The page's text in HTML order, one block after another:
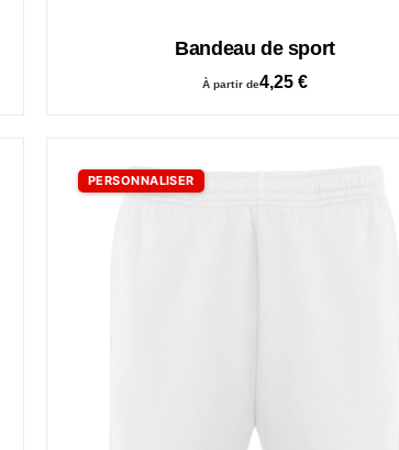
Bandeau de sport
À partir de4,25€
PERSONNALISER